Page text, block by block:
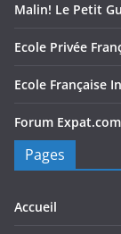
Malin! Le Petit
Ecole Privée
Ecole Française
Forum Expat.com
Pages
Accueil